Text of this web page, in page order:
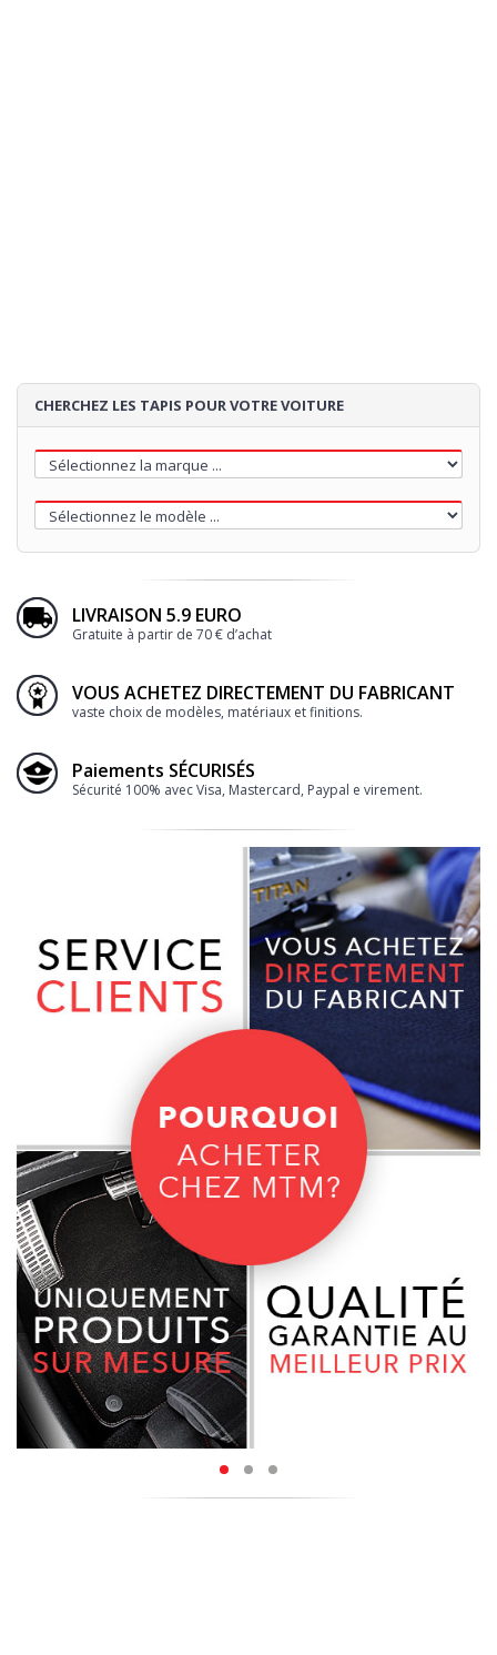
CHERCHEZ LES TAPIS POUR VOTRE VOITURE
LIVRAISON 5.9 EURO
Gratuite à partir de 70 € d’achat
VOUS ACHETEZ DIRECTEMENT DU FABRICANT
vaste choix de modèles, matériaux et finitions.
Paiements SÉCURISÉS
Sécurité 100% avec Visa, Mastercard, Paypal e virement.